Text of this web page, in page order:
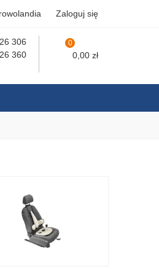
Zaloguj się
306
360
0
0,00 zł